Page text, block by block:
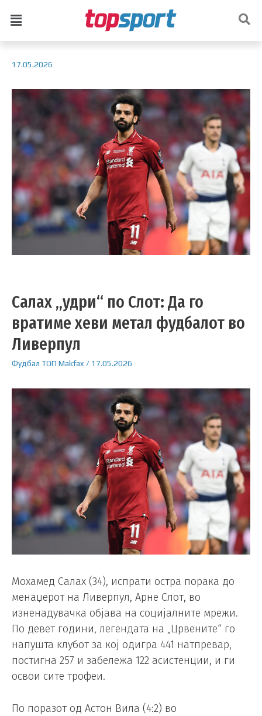
17.05.2026
Салах „удри“ по Слот: Да го
вратиме хеви метал фудбалот во
Ливерпул
Фудбал ТОП Makfax / 17.05.2026
Мохамед Салах (34), испрати остра порака до
менаџерот на Ливерпул, Арне Слот, во
изненадувачка објава на социјалните мрежи.
По девет години, легендата на „Црвените“ го
напушта клубот за кој одигра 441 натпревар,
постигна 257 и забележа 122 асистенции, и ги
освои сите трофеи.
По поразот од Астон Вила (4:2) во